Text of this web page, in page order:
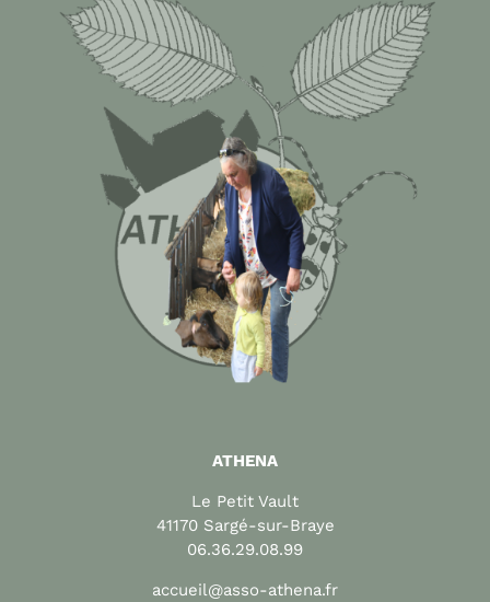
ATHENA
Le Petit Vault
41170 Sargé-sur-Braye
06.36.29.08.99
accueil@asso-athena.fr